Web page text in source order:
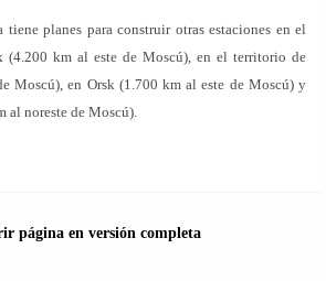
planes para construir otras estaciones en el
(4.200 km al este de Moscú), en el territorio de
Moscú), en Orsk (1.700 km al este de Moscú) y
al noreste de Moscú).
página en versión completa